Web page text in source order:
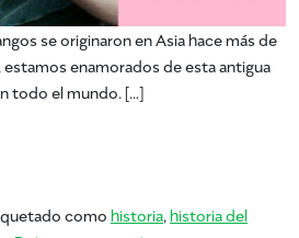
se originaron en Asia hace más de
estamos enamorados de esta antigua
todo el mundo. […]
como historia, historia del